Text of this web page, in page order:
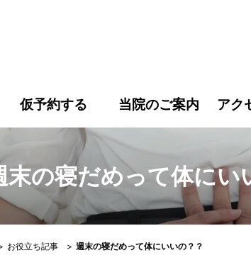
の寝だめって体にいいの？？｜すこやか鍼灸
仮予約する 当院のご案内 アク
末の寝だめって体にい
お役立ち記事 > 週末の寝だめって体にいいの？？